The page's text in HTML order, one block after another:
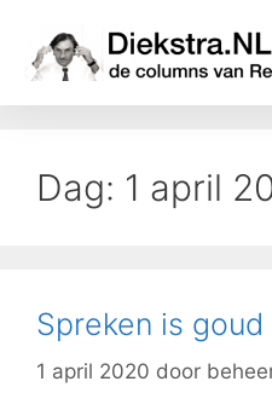
Dag: 1 april
Spreken is goud
1 april 2020 door